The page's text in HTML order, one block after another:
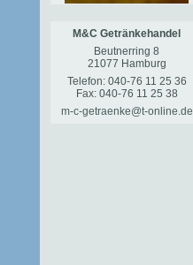
M&C Getränkehandel
Beutnerring 8
21077 Hamburg
Telefon: 040-76 11 25 36
Fax: 040-76 11 25 38
m-c-getraenke@t-online.de